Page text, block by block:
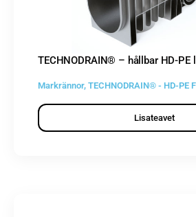
TECHNODRAIN® – hållbar HD-PE
Markrännor, TECHNODRAIN® - HD-PE
Lisateavet